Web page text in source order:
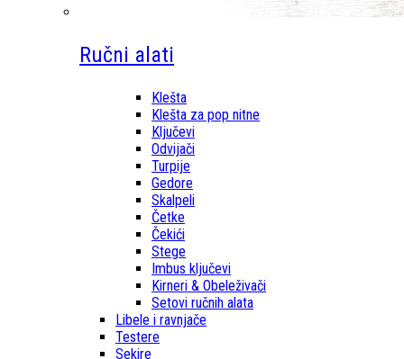
Ručni alati
Klešta
Klešta za pop nitne
Ključevi
Odvijači
Turpije
Gedore
Skalpeli
Četke
Čekići
Stege
Imbus ključevi
Kirneri & Obeleživači
Setovi ručnih alata
Libele i ravnjače
Testere
Sekire